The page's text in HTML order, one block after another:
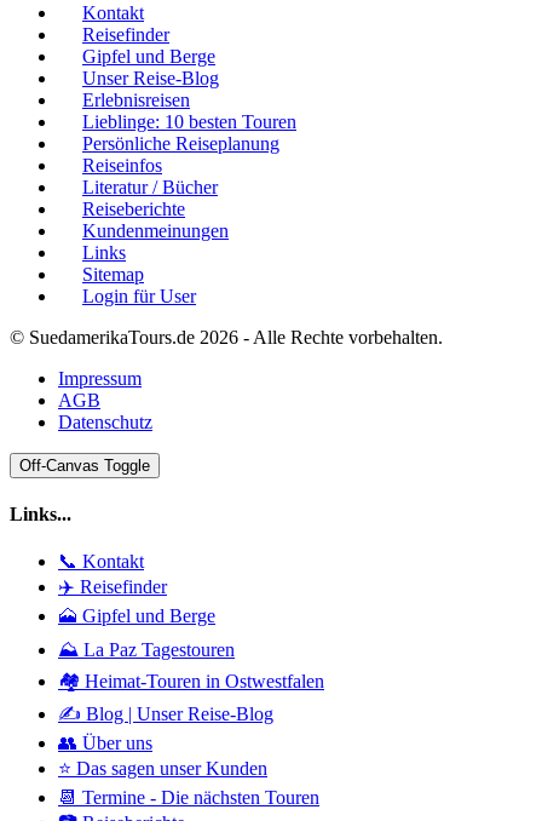
Kontakt
Reisefinder
Gipfel und Berge
Unser Reise-Blog
Erlebnisreisen
Lieblinge: 10 besten Touren
Persönliche Reiseplanung
Reiseinfos
Literatur / Bücher
Reiseberichte
Kundenmeinungen
Links
Sitemap
Login für User
© SuedamerikaTours.de 2026 - Alle Rechte vorbehalten.
Impressum
AGB
Datenschutz
Off-Canvas Toggle
Links...
📞 Kontakt
✈️ Reisefinder
🗻 Gipfel und Berge
⛰️ La Paz Tagestouren
🏘️ Heimat-Touren in Ostwestfalen
✍️ Blog | Unser Reise-Blog
👥 Über uns
⭐ Das sagen unser Kunden
📆 Termine - Die nächsten Touren